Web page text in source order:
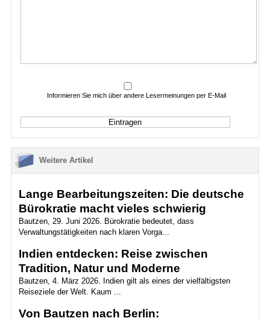
Informieren Sie mich über andere Lesermeinungen per E-Mail
Weitere Artikel
Lange Bearbeitungszeiten: Die deutsche
Bürokratie macht vieles schwierig
Bautzen, 29. Juni 2026. Bürokratie bedeutet, dass
Verwaltungstätigkeiten nach klaren Vorga...
Indien entdecken: Reise zwischen
Tradition, Natur und Moderne
Bautzen, 4. März 2026. Indien gilt als eines der vielfältigsten
Reiseziele der Welt. Kaum ...
Von Bautzen nach Berlin: